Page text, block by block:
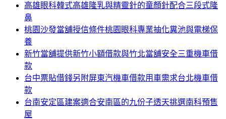
高雄眼科韓式高雄隆乳與精靈針的童顏針配合三段式隆
鼻
桃園沙發當舖授信條件桃園眼科專業抽化糞池與電梯保
養
新竹當舖提供新竹小額借款與竹北當舖安全三重機車借
款
台中票貼借錢另附屏東汽機車借款用車需求台北機車借
款
台南安定區建案適合安南區的九份子透天挑選南科預售
屋